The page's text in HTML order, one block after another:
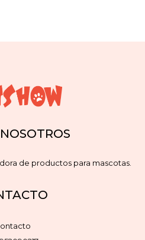
de productos para mascotas.